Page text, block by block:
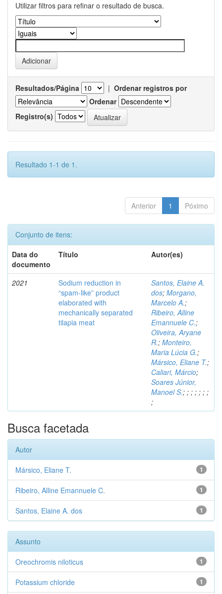
Utilizar filtros para refinar o resultado de busca.
Resultados/Página | Ordenar registros por
Ordenar
Registro(s)
Resultado 1-1 de 1.
Anterior 1 Póximo
Conjunto de itens:
Data do
documento
Título Autor(es)
2021
Sodium reduction in
“spam-like” product
elaborated with
mechanically separated
tilapia meat
Santos, Elaine A.
dos; Morgano,
Marcelo A.;
Ribeiro, Alline
Emannuele C.;
Oliveira, Aryane
R.; Monteiro,
Maria Lúcia G.;
Mársico, Eliane T.;
Caliari, Márcio;
Soares Júnior,
Manoel S.; ; ; ; ; ; ;
;
Busca facetada
Autor
1
Mársico, Eliane T.
1
Ribeiro, Alline Emannuele C.
1
Santos, Elaine A. dos
Assunto
1
Oreochromis niloticus
1
Potassium chloride